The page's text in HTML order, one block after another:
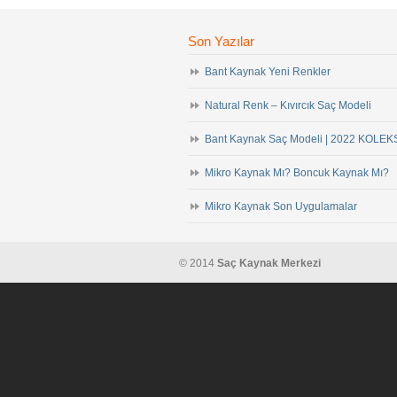
Son Yazılar
Bant Kaynak Yeni Renkler
Natural Renk – Kıvırcık Saç Modeli
Bant Kaynak Saç Modeli | 2022
Mikro Kaynak Mı? Boncuk Kaynak Mı?
Mikro Kaynak Son Uygulamalar
© 2014 Saç Kaynak Merkezi